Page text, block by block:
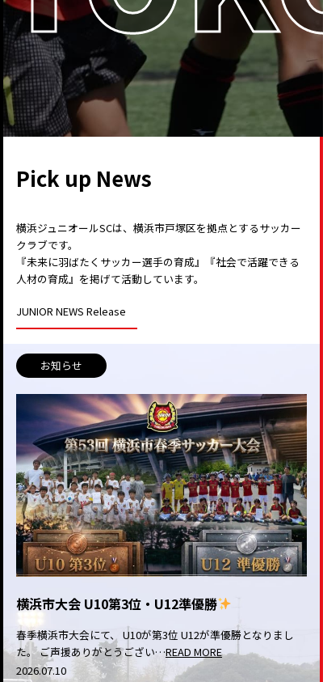
Pick up News
横浜ジュニオールSCは、横浜市戸塚区を拠点とするサッカー
クラブです。
『未来に羽ばたくサッカー選手の育成』『社会で活躍できる
人材の育成』を掲げて活動しています。
JUNIOR NEWS Release
お知らせ
横浜市大会 U10第3位・U12準優勝
春季横浜市大会にて、 U10が第3位 U12が準優勝となりまし
た。 ご声援ありがとうござい…READ MORE
2026.07.10